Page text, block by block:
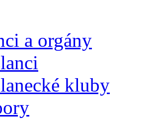
a orgány
kluby